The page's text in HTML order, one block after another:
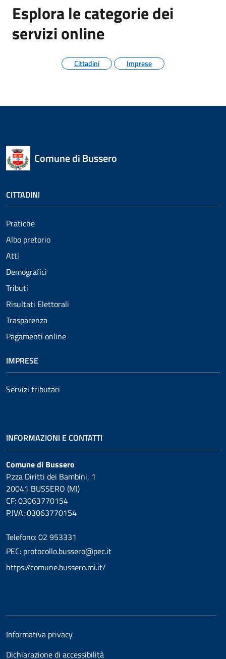
Esplora le categorie dei
servizi online
Cittadini Imprese
Comune di Bussero
CITTADINI
Pratiche
Albo pretorio
Atti
Demografici
Tributi
Risultati Elettorali
Trasparenza
Pagamenti online
IMPRESE
Servizi tributari
INFORMAZIONI E CONTATTI
Comune di Bussero
P.zza Diritti dei Bambini, 1
20041 BUSSERO (MI)
CF: 03063770154
P.IVA: 03063770154
Telefono: 02 953331
PEC: protocollo.bussero@pec.it
https://comune.bussero.mi.it/
Informativa privacy
Dichiarazione di accessibilità